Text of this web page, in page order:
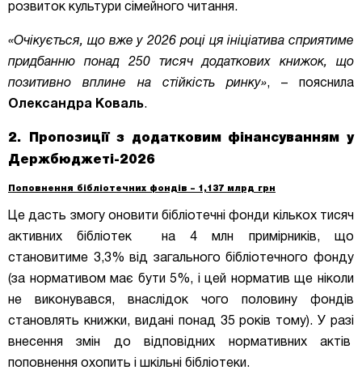
розвиток культури сімейного читання.
«Очікується, що вже у 2026 році ця ініціатива сприятиме
придбанню понад 250 тисяч додаткових книжок, що
позитивно вплине на стійкість ринку», – пояснила
Олександра Коваль.
2. Пропозиції з додатковим фінансуванням у
Держбюджеті-2026
Поповнення бібліотечних фондів – 1,137 млрд грн
Це дасть змогу оновити бібліотечні фонди кількох тисяч
активних бібліотек на 4 млн примірників, що
становитиме 3,3% від загального бібліотечного фонду
(за нормативом має бути 5%, і цей норматив ще ніколи
не виконувався, внаслідок чого половину фондів
становлять книжки, видані понад 35 років тому). У разі
внесення змін до відповідних нормативних актів
поповнення охопить і шкільні бібліотеки.